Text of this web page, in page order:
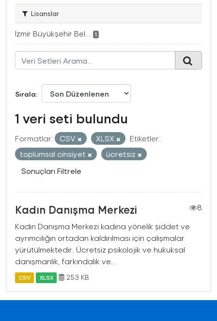
Lisanslar
İzmir Büyükşehir Bel... 1
Sırala
1 veri seti bulundu
Formatlar: CSV XLSX
Etiketler:
toplumsal cinsiyet
ücretsiz
Sonuçları Filtrele
Kadın Danışma Merkezi
8
Kadın Danışma Merkezi kadına yönelik şiddet ve
ayrımcılığın ortadan kaldırılması için çalışmalar
yürütülmektedir. Ücretsiz psikolojik ve hukuksal
danışmanlık, farkındalık ve...
CSV XLSX 253 KB